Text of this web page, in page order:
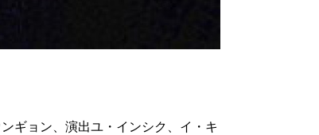
ギョン、演出ユ・インシク、イ・キ